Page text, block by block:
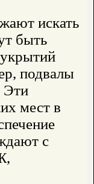
искать
быть
подвалы
Эти
мест в
с